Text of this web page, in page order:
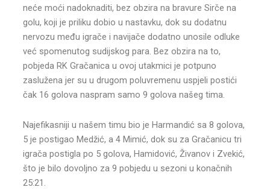
neće moći nadoknaditi, bez obzira na bravure Sirče na
golu, koji je priliku dobio u nastavku, dok su dodatnu
nervozu među igrače i navijače dodatno unosile odluke
već spomenutog sudijskog para. Bez obzira na to,
pobjeda RK Gračanica u ovoj utakmici je potpuno
zaslužena jer su u drugom poluvremenu uspjeli postići
čak 16 golova naspram samo 9 golova našeg tima.
Najefikasniji u našem timu bio je Harmandić sa 8 golova,
5 je postigao Medžić, a 4 Mimić, dok su za Gračanicu tri
igrača postigla po 5 golova, Hamidović, Živanov i Zvekić,
što je bilo dovoljno za 9 pobjedu u sezoni u konačnih
25:21.